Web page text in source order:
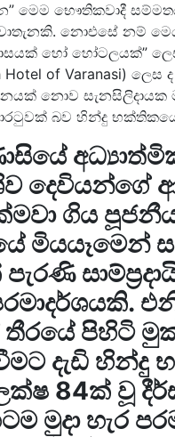
මෙම භෞතිකවාදී
නොඑසේ නම්
හෝ හෝටලයක්”
of Varanasi) ලෙස
නොව සැනසිලිදායක
බව හින්දු
දෙවියන්ගේ
ගිය
මියයෑමෙන්
තීරයේ පිහිටි
දැඩි හින්දු
84ක් වූ
මුදා හැර